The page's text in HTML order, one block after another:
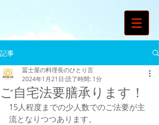
記事
ご自宅法要膳承ります！
冨士屋の料理長のひとり言
2024年1月21日 読了時間: 1分
15人程度までの少人数でのご法要が主
流となりつつあります。